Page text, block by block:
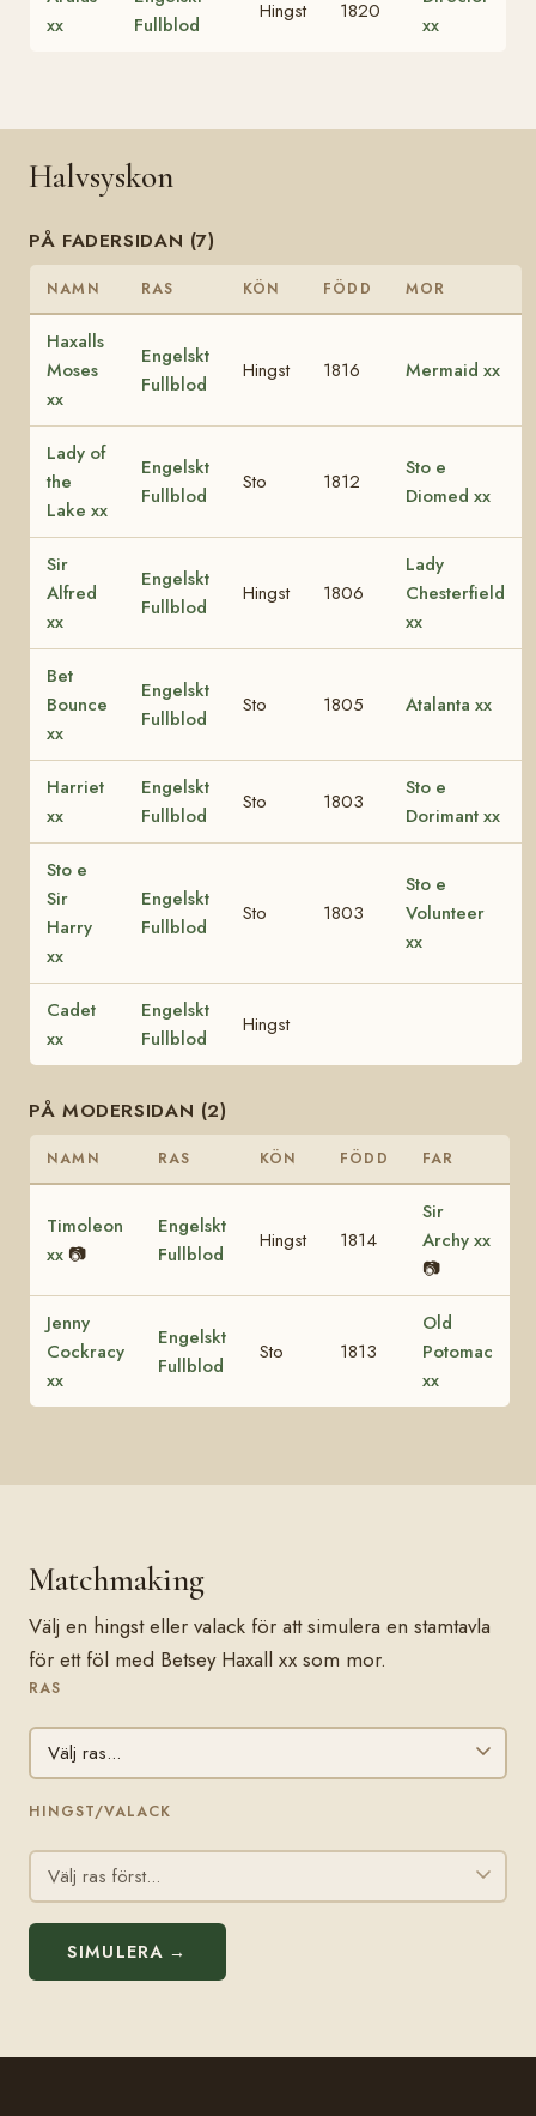
xx
Fullblod
Hingst 1820
xx
Halvsyskon
PÅ FADERSIDAN (7)
NAMN RAS KÖN FÖDD MOR
Haxalls
Moses
xx
Engelskt
Fullblod
Hingst 1816 Mermaid xx
Lady of
the
Lake xx
Engelskt
Fullblod
Sto 1812
Sto e
Diomed xx
Sir
Alfred
xx
Engelskt
Fullblod
Hingst 1806
Lady
Chesterfield
xx
Bet
Bounce
xx
Engelskt
Fullblod
Sto 1805 Atalanta xx
Harriet
xx
Engelskt
Fullblod
Sto 1803
Sto e
Dorimant xx
Sto e
Sir
Harry
xx
Engelskt
Fullblod
Sto 1803
Sto e
Volunteer
xx
Cadet
xx
Engelskt
Fullblod
Hingst
PÅ MODERSIDAN (2)
NAMN RAS KÖN FÖDD FAR
Timoleon
xx 📷
Engelskt
Fullblod
Hingst 1814
Sir
Archy xx
📷
Jenny
Cockracy
xx
Engelskt
Fullblod
Sto 1813
Old
Potomac
xx
Matchmaking
Välj en hingst eller valack för att simulera en stamtavla
för ett föl med Betsey Haxall xx som mor.
RAS
HINGST/VALACK
SIMULERA →